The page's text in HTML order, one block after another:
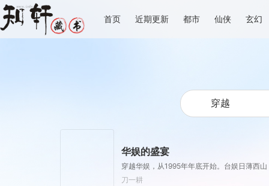
首页 近期更新 都市 仙侠 玄幻
华娱的盛宴
穿越华娱，从1995年年底开始。台娱日薄西
刀一耕